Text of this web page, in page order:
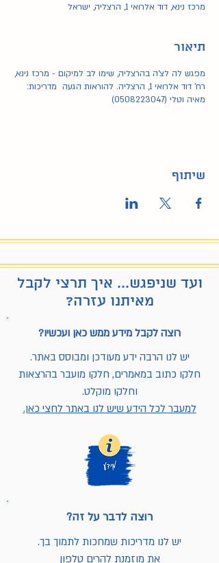
מרכז נינא, דוד אלרואי 1, הרצליה, ישראל
תיאור
מפגש לה לצ'ה בהרצליה, שימו לב למיקום - מרכז נינא,
רח' דוד אלרואי 1, הרצליה. להוראות הגעה מדריכות:
מאיה וטלי (0508223047)
שיתוף
ועד שניפגש... איך תרצי לקבל
מאיתנו עזרה?
רוצה לקבל מידע ממש כאן ועכשיו?
יש לנו הרבה ידע מעודכן ומבוסס באתר.
חלקו כתוב במאמרים, חלקו מועבר בהרצאות
וחלקו מוקלט.
למעבר לכל הידע שיש לנו באתר לחצי כאן.
רוצה לדבר על זה?
יש לנו מדריכות שמחכות לתמוך בך.
את מוזמנת להרים טלפון